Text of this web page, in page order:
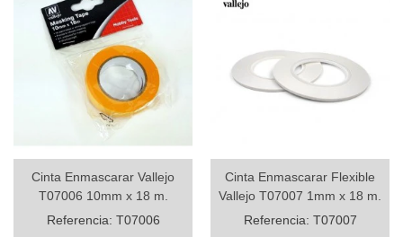
Cinta Enmascarar Vallejo
T07006 10mm x 18 m.
Referencia: T07006
Cinta Enmascarar Flexible
Vallejo T07007 1mm x 18 m.
Referencia: T07007